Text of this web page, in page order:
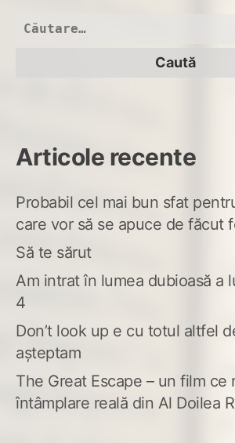
Caută
Articole recente
Probabil cel mai bun sfat
care vor să se apuce de făcut
Să te sărut
Am intrat în lumea dubioasă a
4
Don’t look up e cu totul altfel
așteptam
The Great Escape – un film ce
întâmplare reală din Al Doilea